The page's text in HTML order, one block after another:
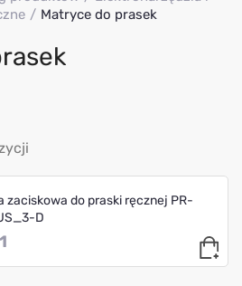
Matryce do prasek
zaciskowa do praski ręcznej PR-
D